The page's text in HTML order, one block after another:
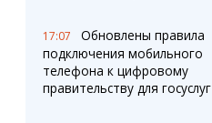
17:07
Обновлены правила
подключения мобильного
телефона к цифровому
правительству для госуслуг